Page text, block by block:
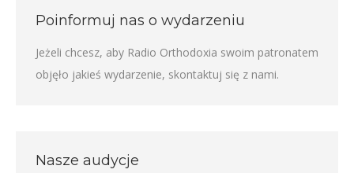
Poinformuj nas o wydarzeniu
Jeżeli chcesz, aby Radio Orthodoxia swoim patronatem
objęło jakieś wydarzenie, skontaktuj się z nami.
Nasze audycje